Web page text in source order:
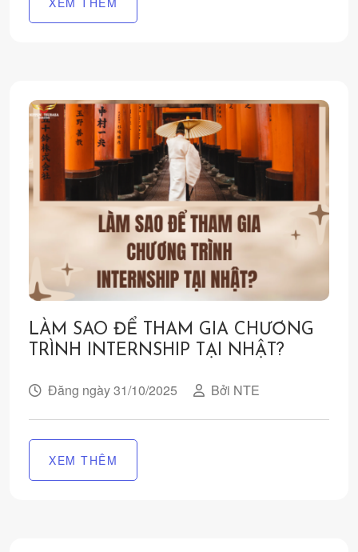
LÀM SAO ĐỂ THAM GIA CHƯƠNG
TRÌNH INTERNSHIP TẠI NHẬT?
Đăng ngày 31/10/2025 Bởi NTE
XEM THÊM